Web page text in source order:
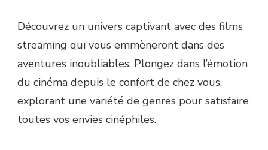
Découvrez un univers captivant avec des films
streaming qui vous emmèneront dans des
aventures inoubliables. Plongez dans l’émotion
du cinéma depuis le confort de chez vous,
explorant une variété de genres pour satisfaire
toutes vos envies cinéphiles.